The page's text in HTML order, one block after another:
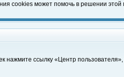
cookies может помочь в решении
нажмите ссылку «Центр